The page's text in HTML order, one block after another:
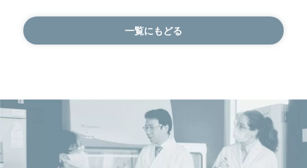
一覧にもどる